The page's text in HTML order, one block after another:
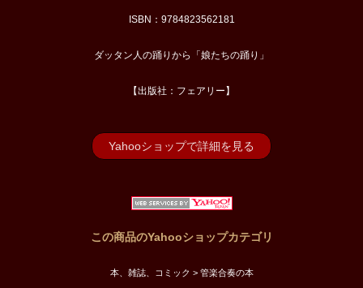
ISBN：9784823562181
ダッタン人の踊りから「娘たちの踊り」
【出版社：フェアリー】
Yahooショップで詳細を見る
この商品のYahooショップカテゴリ
本、雑誌、コミック > 管楽合奏の本